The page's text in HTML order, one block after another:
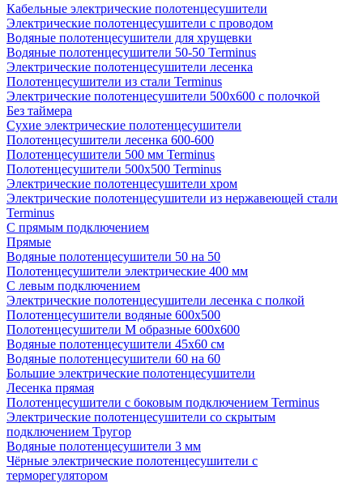
Кабельные электрические полотенцесушители
Электрические полотенцесушители с проводом
Водяные полотенцесушители для хрущевки
Водяные полотенцесушители 50-50 Terminus
Электрические полотенцесушители лесенка
Полотенцесушители из стали Terminus
Электрические полотенцесушители 500х600 с полочкой
Без таймера
Сухие электрические полотенцесушители
Полотенцесушители лесенка 600-600
Полотенцесушители 500 мм Terminus
Полотенцесушители 500х500 Terminus
Электрические полотенцесушители хром
Электрические полотенцесушители из нержавеющей стали
Terminus
С прямым подключением
Прямые
Водяные полотенцесушители 50 на 50
Полотенцесушители электрические 400 мм
С левым подключением
Электрические полотенцесушители лесенка с полкой
Полотенцесушители водяные 600x500
Полотенцесушители М образные 600x600
Водяные полотенцесушители 45х60 см
Водяные полотенцесушители 60 на 60
Большие электрические полотенцесушители
Лесенка прямая
Полотенцесушители с боковым подключением Terminus
Электрические полотенцесушители со скрытым
подключением Тругор
Водяные полотенцесушители 3 мм
Чёрные электрические полотенцесушители с
терморегулятором